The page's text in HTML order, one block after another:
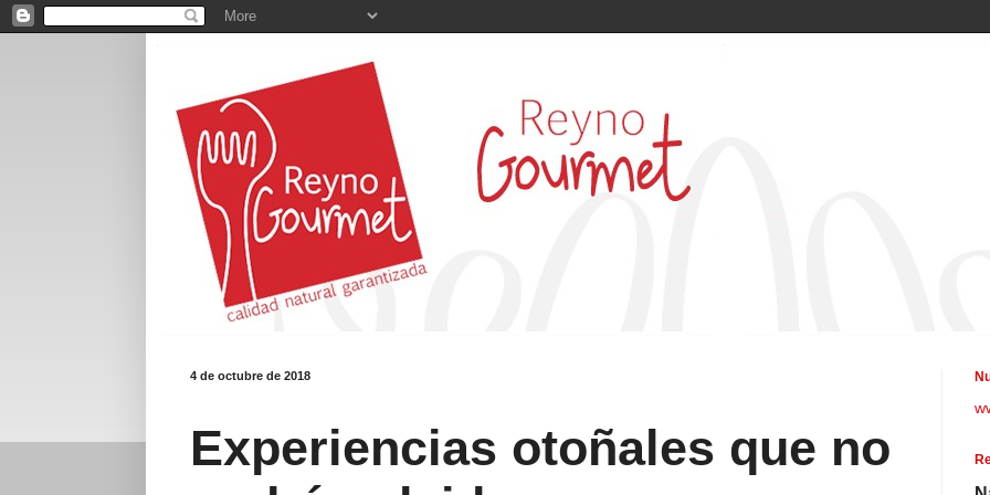
4 de octubre de 2018
Experiencias otoñales que no